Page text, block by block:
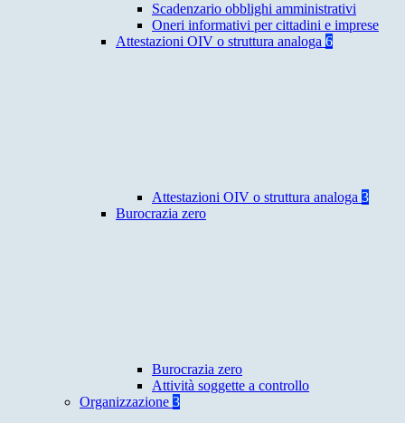
Scadenzario obblighi amministrativi
Oneri informativi per cittadini e imprese
Attestazioni OIV o struttura analoga 6
Attestazioni OIV o struttura analoga 3
Burocrazia zero
Burocrazia zero
Attività soggette a controllo
Organizzazione 3